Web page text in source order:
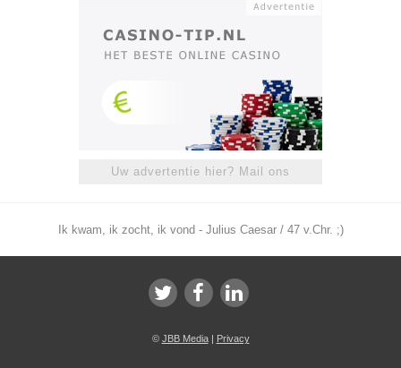
Uw advertentie hier? Mail ons
Ik kwam, ik zocht, ik vond - Julius Caesar / 47 v.Chr. ;)
© JBB Media| Privacy